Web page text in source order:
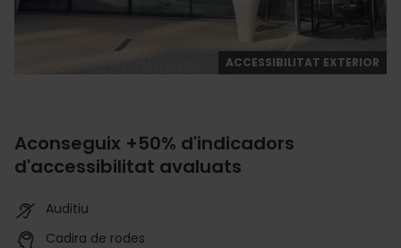
ACCESSIBILITAT EXTERIOR
Aconseguix +50% d'indicadors
d'accessibilitat avaluats
Auditiu
Cadira de rodes